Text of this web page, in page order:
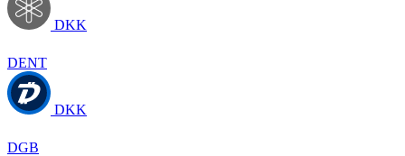
DKK
DENT
DKK
DGB